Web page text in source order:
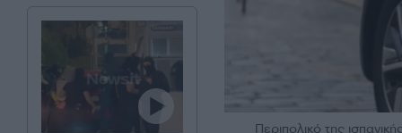
Περιπολικό της